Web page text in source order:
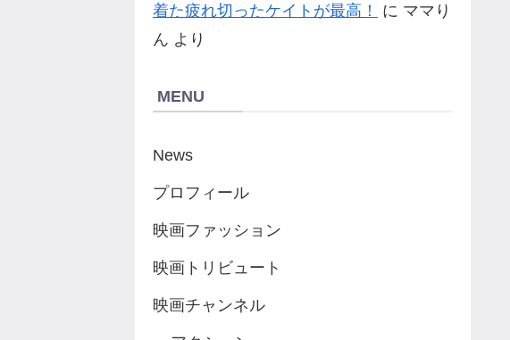
着た疲れ切ったケイトが最高！
に ママり
ん より
MENU
News
プロフィール
映画ファッション
映画トリビュート
映画チャンネル